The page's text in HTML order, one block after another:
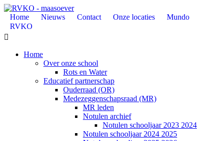
Home Nieuws Contact Onze locaties
Mundo
RVKO

Home
Over onze school
Rots en Water
Educatief partnerschap
Ouderraad (OR)
Medezeggenschapsraad (MR)
MR leden
Notulen archief
Notulen schooljaar 2023 2024
Notulen schooljaar 2024 2025